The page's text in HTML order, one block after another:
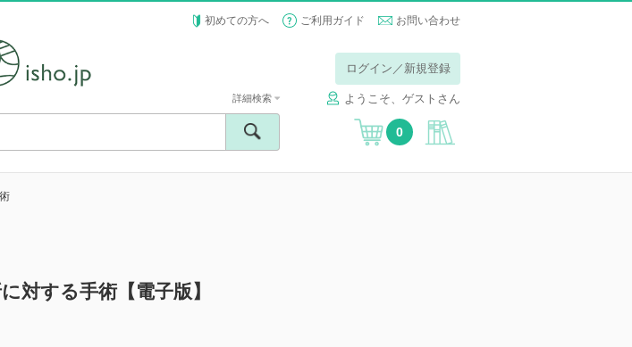
初めての方へ ご利用ガイド お問い合わせ
ログイン／新規登録
ようこそ、ゲストさん
詳細検索
0
対する手術【電子版】